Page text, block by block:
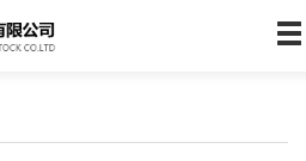
首页
产品体系